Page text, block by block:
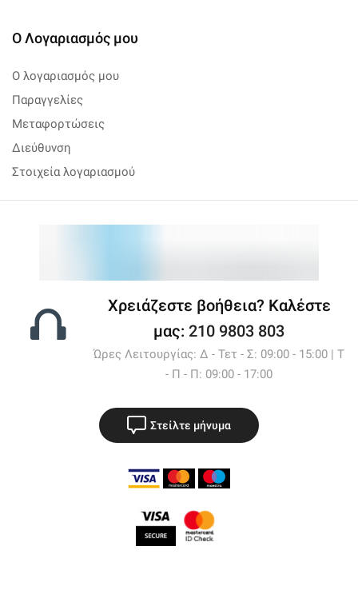
Ο Λογαριασμός μου
Ο λογαριασμός μου
Παραγγελίες
Μεταφορτώσεις
Διεύθυνση
Στοιχεία λογαριασμού
Χρειάζεστε βοήθεια? Καλέστε
μας: 210 9803 803
Ώρες Λειτουργίας: Δ - Τετ - Σ: 09:00 - 15:00 | Τ
- Π - Π: 09:00 - 17:00
Στείλτε μήνυμα